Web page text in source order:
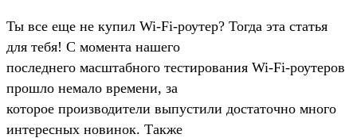
Ты все еще не купил Wi-Fi-роутер? Тогда эта статья
для тебя! С момента нашего
последнего масштабного тестирования Wi-Fi-роутеров
прошло немало времени, за
которое производители выпустили достаточно много
интересных новинок. Также